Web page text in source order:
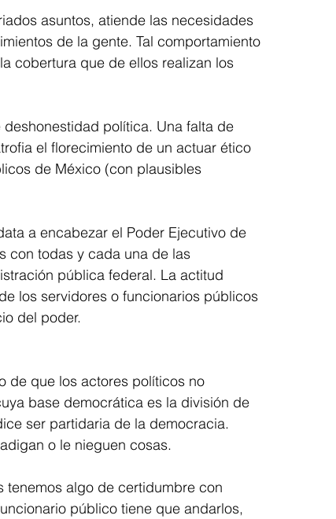
asuntos, atiende las necesidades
de la gente. Tal comportamiento
cobertura que de ellos realizan los
política. Una falta de
el florecimiento de un actuar ético
de México (con plausibles
a encabezar el Poder Ejecutivo de
con todas y cada una de las
pública federal. La actitud
los servidores o funcionarios públicos
del poder.
de que los actores políticos no
base democrática es la división de
ser partidaria de la democracia.
o le nieguen cosas.
algo de certidumbre con
público tiene que andarlos,